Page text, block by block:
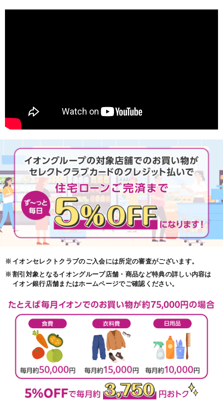
※ イオンセレクトクラブのご入会には所定の審査がございます。
※ 割引対象となるイオングループ店舗・商品など特典の詳しい内容は
イオン銀行店舗またはホームページでご確認ください。